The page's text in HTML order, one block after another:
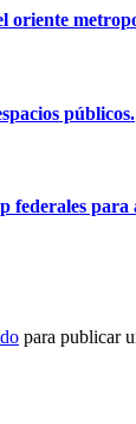
oriente
públicos.
federales para
para publicar